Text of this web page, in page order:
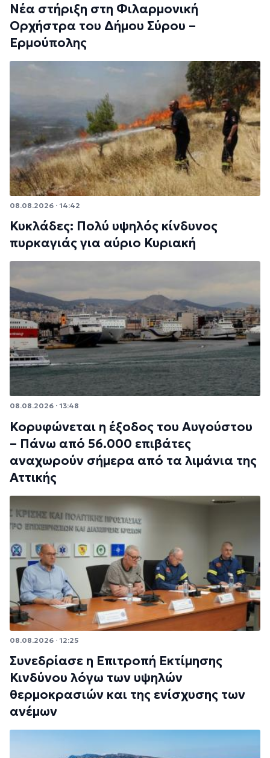
Νέα στήριξη στη Φιλαρμονική
Ορχήστρα του Δήμου Σύρου –
Ερμούπολης
08.08.2026 · 14:42
Κυκλάδες: Πολύ υψηλός κίνδυνος
πυρκαγιάς για αύριο Κυριακή
08.08.2026 · 13:48
Κορυφώνεται η έξοδος του Αυγούστου
– Πάνω από 56.000 επιβάτες
αναχωρούν σήμερα από τα λιμάνια της
Αττικής
08.08.2026 · 12:25
Συνεδρίασε η Επιτροπή Εκτίμησης
Κινδύνου λόγω των υψηλών
θερμοκρασιών και της ενίσχυσης των
ανέμων